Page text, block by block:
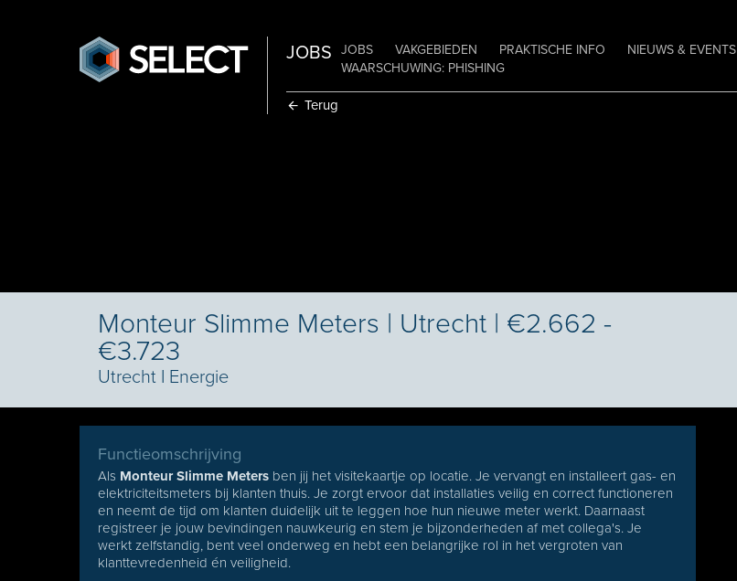
JOBS JOBS VAKGEBIEDEN PRAKTISCHE INFO NIEUWS & EVENTS
WAARSCHUWING: PHISHING
Terug
Monteur Slimme Meters | Utrecht | €2.662 -
€3.723
Utrecht I Energie
Functieomschrijving
Als Monteur Slimme Meters ben jij het visitekaartje op locatie. Je vervangt en installeert gas- en
elektriciteitsmeters bij klanten thuis. Je zorgt ervoor dat installaties veilig en correct functioneren
en neemt de tijd om klanten duidelijk uit te leggen hoe hun nieuwe meter werkt. Daarnaast
registreer je jouw bevindingen nauwkeurig en stem je bijzonderheden af met collega's. Je
werkt zelfstandig, bent veel onderweg en hebt een belangrijke rol in het vergroten van
klanttevredenheid én veiligheid.